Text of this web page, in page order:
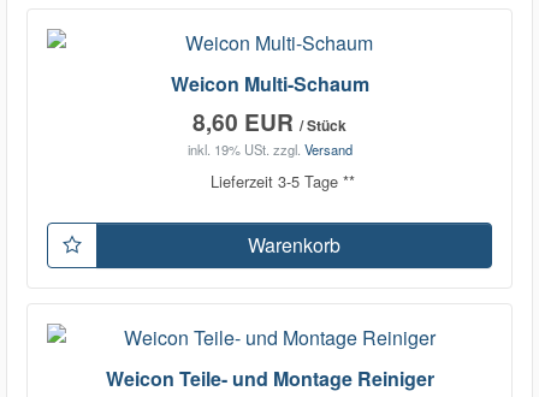
Weicon Multi-Schaum
8,60 EUR / Stück
inkl. 19% USt. zzgl. Versand
Lieferzeit 3-5 Tage **
Warenkorb
Weicon Teile- und Montage Reiniger